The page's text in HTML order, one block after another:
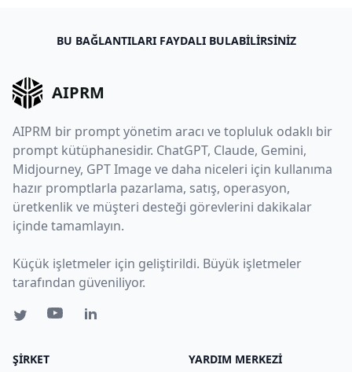
BU BAĞLANTILARI FAYDALI BULABILIRSINIZ
AIPRM
AIPRM bir prompt yönetim aracı ve topluluk odaklı bir
prompt kütüphanesidir. ChatGPT, Claude, Gemini,
Midjourney, GPT Image ve daha niceleri için kullanıma
hazır promptlarla pazarlama, satış, operasyon,
üretkenlik ve müşteri desteği görevlerini dakikalar
içinde tamamlayın.
Küçük işletmeler için geliştirildi. Büyük işletmeler
tarafından güveniliyor.
ŞIRKET YARDIM MERKEZI